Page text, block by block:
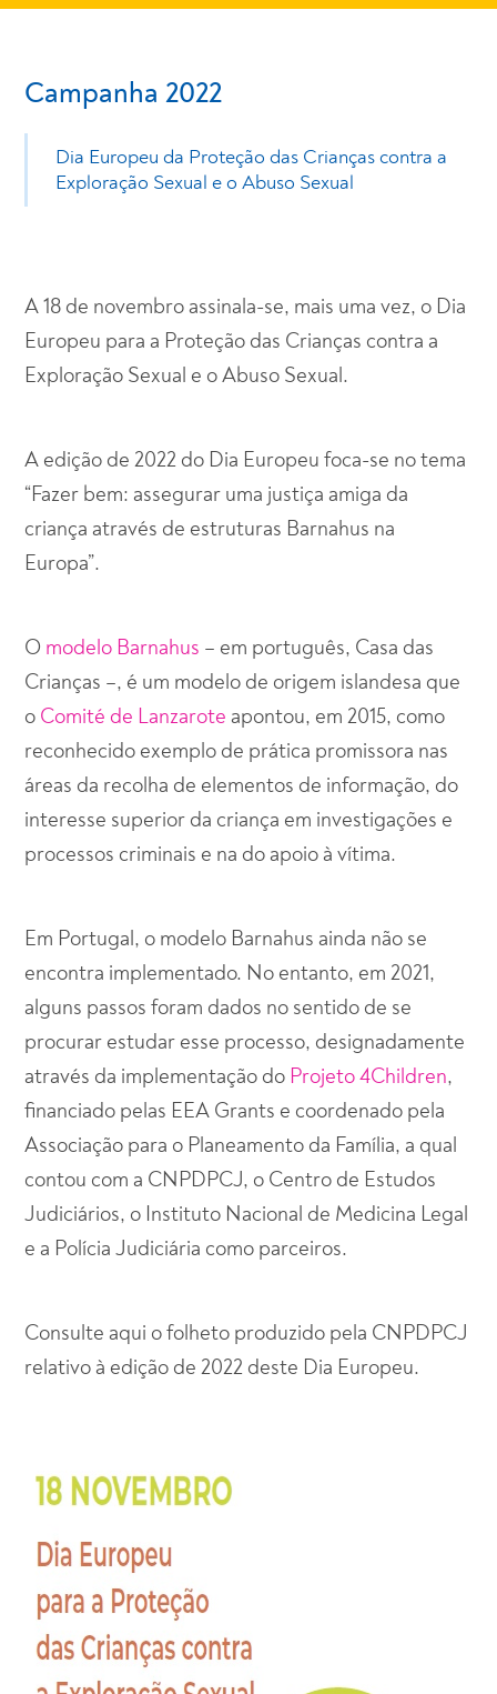
Campanha 2022
Dia Europeu da Proteção das Crianças contra a
Exploração Sexual e o Abuso Sexual
A 18 de novembro assinala-se, mais uma vez, o Dia
Europeu para a Proteção das Crianças contra a
Exploração Sexual e o Abuso Sexual.
A edição de 2022 do Dia Europeu foca-se no tema
“Fazer bem: assegurar uma justiça amiga da
criança através de estruturas Barnahus na
Europa”.
O modelo Barnahus – em português, Casa das
Crianças –, é um modelo de origem islandesa que
o Comité de Lanzarote apontou, em 2015, como
reconhecido exemplo de prática promissora nas
áreas da recolha de elementos de informação, do
interesse superior da criança em investigações e
processos criminais e na do apoio à vítima.
Em Portugal, o modelo Barnahus ainda não se
encontra implementado. No entanto, em 2021,
alguns passos foram dados no sentido de se
procurar estudar esse processo, designadamente
através da implementação do Projeto 4Children,
financiado pelas EEA Grants e coordenado pela
Associação para o Planeamento da Família, a qual
contou com a CNPDPCJ, o Centro de Estudos
Judiciários, o Instituto Nacional de Medicina Legal
e a Polícia Judiciária como parceiros.
Consulte aqui o folheto produzido pela CNPDPCJ
relativo à edição de 2022 deste Dia Europeu.